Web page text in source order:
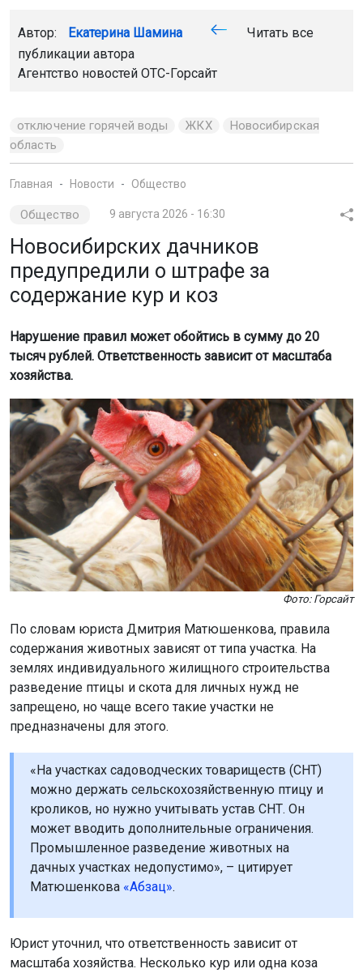
Автор: Екатерина Шамина
Читать все
публикации автора
Агентство новостей ОТС-Горсайт
отключение горячей воды ЖКХ
Новосибирская
область
Главная Новости Общество
Общество 9 августа 2026 - 16:30
Новосибирских дачников
предупредили о штрафе за
содержание кур и коз
Нарушение правил может обойтись в сумму до 20
тысяч рублей. Ответственность зависит от масштаба
хозяйства.
Фото: Горсайт
По словам юриста Дмитрия Матюшенкова, правила
содержания животных зависят от типа участка. На
землях индивидуального жилищного строительства
разведение птицы и скота для личных нужд не
запрещено, но чаще всего такие участки не
предназначены для этого.
«На участках садоводческих товариществ (СНТ)
можно держать сельскохозяйственную птицу и
кроликов, но нужно учитывать устав СНТ. Он
может вводить дополнительные ограничения.
Промышленное разведение животных на
дачных участках недопустимо», – цитирует
Матюшенкова «Абзац».
Юрист уточнил, что ответственность зависит от
масштаба хозяйства. Несколько кур или одна коза